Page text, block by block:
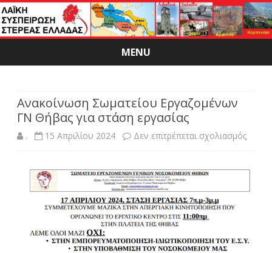
MENU
Skip
Ανακοίνωση Σωματείου Εργαζομένων
ΓΝ Θήβας για στάση εργασίας
. 15 Απριλίου 2024 Δεν επιτρέπεται σχολιασμόςστο
Θήβας